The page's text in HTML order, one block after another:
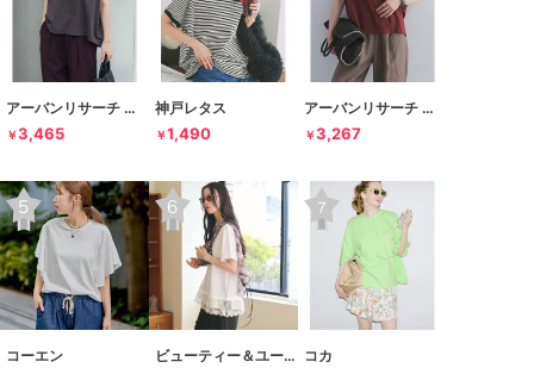
アーバンリサーチ ドアーズ
￥3,465
神戸レタス
￥1,490
アーバンリサーチ ドアーズ
￥3,267
コーエン ビューティー＆ユース ユナイテッドアローズ コカ